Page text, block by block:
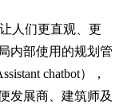
人们更直观、更
内部使用的规划管
chatbot），
发展商、建筑师及